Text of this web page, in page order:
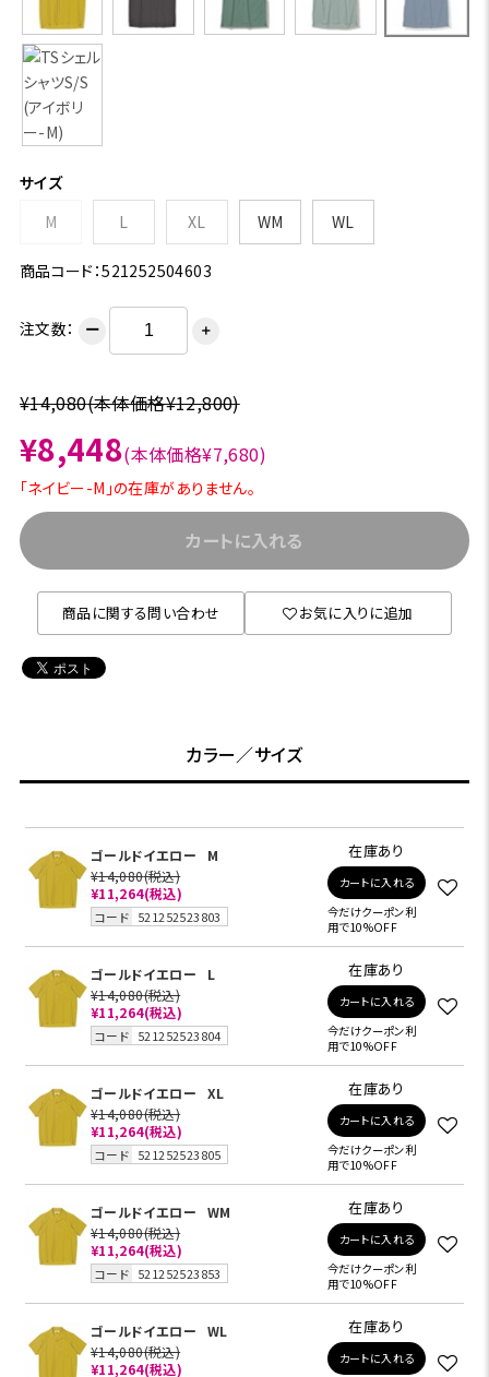
サイズ
M
L XL WM WL
商品コード：521252504603
注文数： ー ＋
¥14,080(本体価格¥12,800)
¥8,448(本体価格¥7,680)
「ネイビー-M」の在庫がありません。
カートに入れる
商品に関する問い合わせ お気に入りに追加
カラー／サイズ
ゴールドイエロー
M
¥14,080(税込)
¥11,264(税込)
コード 521252523803
在庫あり
カートに入れる
今だけクーポン利
用で10%OFF
ゴールドイエロー
L
¥14,080(税込)
¥11,264(税込)
コード 521252523804
在庫あり
カートに入れる
今だけクーポン利
用で10%OFF
ゴールドイエロー
XL
¥14,080(税込)
¥11,264(税込)
コード 521252523805
在庫あり
カートに入れる
今だけクーポン利
用で10%OFF
ゴールドイエロー
WM
¥14,080(税込)
¥11,264(税込)
コード 521252523853
在庫あり
カートに入れる
今だけクーポン利
用で10%OFF
ゴールドイエロー
WL
¥14,080(税込)
¥11,264(税込)
在庫あり
カートに入れる